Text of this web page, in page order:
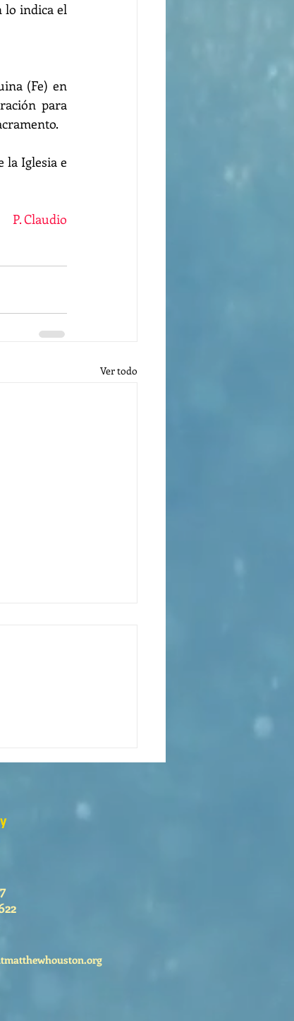
lo indica el
(Fe) en
para
la Iglesia e
P. Claudio
Ver todo